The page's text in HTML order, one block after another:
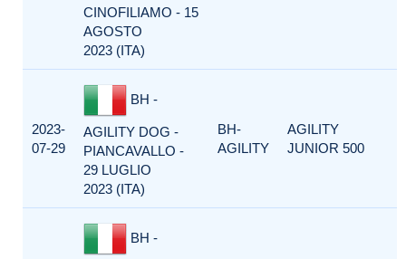
CINOFILIAMO - 15
AGOSTO
2023 (ITA)
2023-
07-29
BH -
AGILITY DOG -
PIANCAVALLO -
29 LUGLIO
2023 (ITA)
BH-
AGILITY
AGILITY
JUNIOR 500
BH -